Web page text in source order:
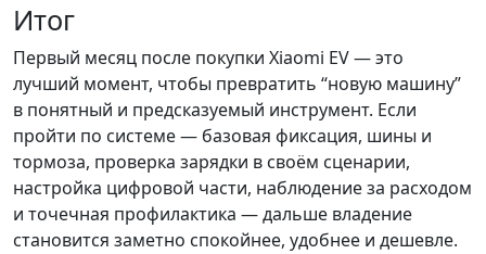
Итог
Первый месяц после покупки Xiaomi EV — это
лучший момент, чтобы превратить “новую машину”
в понятный и предсказуемый инструмент. Если
пройти по системе — базовая фиксация, шины и
тормоза, проверка зарядки в своём сценарии,
настройка цифровой части, наблюдение за расходом
и точечная профилактика — дальше владение
становится заметно спокойнее, удобнее и дешевле.